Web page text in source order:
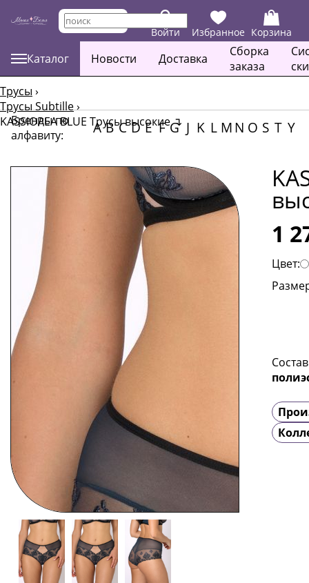
Войти Избранное Корзина
Каталог Новости Доставка
Сборка
заказа
Трусы ›
Трусы Subtille›
KASSIOPEA BLUE Трусы высокие↴
Бренды по
алфавиту:
A B C D E F G J K L MN O S T Y
1
Цвет: